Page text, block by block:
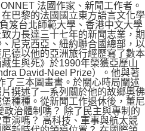
法國作家、新聞工作者。
巴黎的法國國立東方語言文化學
笈台北師範大學、香港中文大學
力長達三十七年的新聞志業，期
尼克西亞、紐約聯合國總部，以
德以他的亞洲旅行經歷寫了數本
生與死》於1990年榮獲亞歷山
David-Neel Prize）。他與著
了三本圖畫書。於關心時局闡述
撰述了一系列關於他的故鄉奧佛
種種。從新聞工作退休後，董尼
治體制嗎？ 除了民主與專制的
演嗎？ 高科技、軍事與航太競